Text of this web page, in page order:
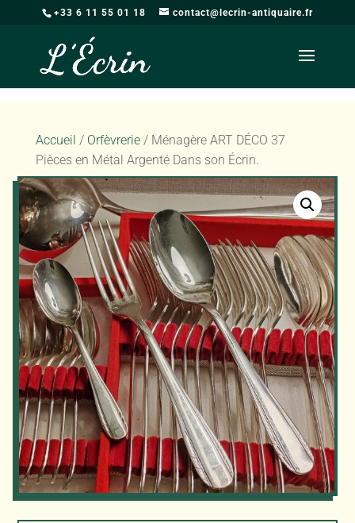
+33 6 11 55 01 18 contact@lecrin-antiquaire.fr
Accueil / Orfèvrerie/ Ménagère ART DÉCO 37
Pièces en Métal Argenté Dans son Écrin.